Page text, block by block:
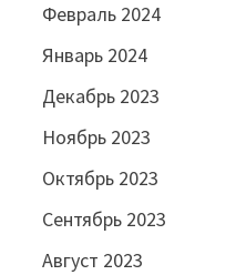
Февраль 2024
Январь 2024
Декабрь 2023
Ноябрь 2023
Октябрь 2023
Сентябрь 2023
Август 2023